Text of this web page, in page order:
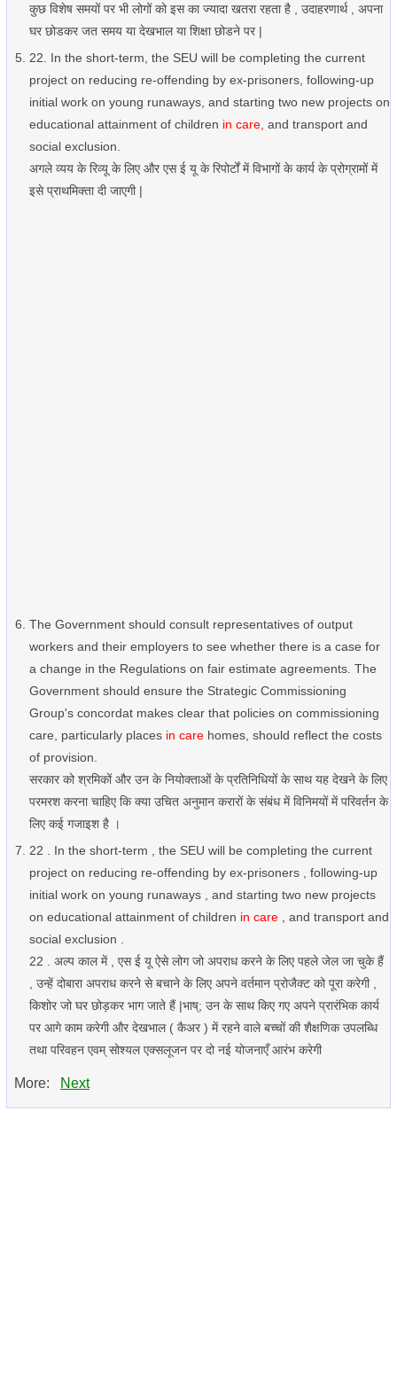
कुछ विशेष समयों पर भी लोगों को इस का ज्यादा खतरा रहता है , उदाहरणार्थ , अपना
घर छोडकर जत समय या देखभाल या शिक्षा छोडने पर |
22. In the short-term, the SEU will be completing the current
project on reducing re-offending by ex-prisoners, following-up
initial work on young runaways, and starting two new projects on
educational attainment of children in care, and transport and
social exclusion.
अगले व्यय के रिव्यू के लिए और एस ई यू के रिपोर्टों में विभागों के कार्य के प्रोग्रामों में
इसे प्राथमिक्ता दी जाएगी |
The Government should consult representatives of output
workers and their employers to see whether there is a case for
a change in the Regulations on fair estimate agreements. The
Government should ensure the Strategic Commissioning
Group's concordat makes clear that policies on commissioning
care, particularly places in care homes, should reflect the costs
of provision.
सरकार को श्रमिकों और उन के नियोक्ताओं के प्रतिनिधियों के साथ यह देखने के लिए
परमरश करना चाहिए कि क्या उचित अनुमान करारों के संबंध में विनिमयों में परिवर्तन के
लिए कई गजाइश है ।
22 . In the short-term , the SEU will be completing the current
project on reducing re-offending by ex-prisoners , following-up
initial work on young runaways , and starting two new projects
on educational attainment of children in care , and transport and
social exclusion .
22 . अल्प काल में , एस ई यू ऐसे लोग जो अपराध करने के लिए पहले जेल जा चुके हैं
, उन्हें दोबारा अपराध करने से बचाने के लिए अपने वर्तमान प्रोजैक्ट को पूरा करेगी ,
किशोर जो घर छोड़कर भाग जाते हैं |भाष्; उन के साथ किए गए अपने प्रारंभिक कार्य
पर आगे काम करेगी और देखभाल ( कैअर ) में रहने वाले बच्चों की शैक्षणिक उपलब्धि
तथा परिवहन एवम् सोश्यल एक्सलूजन पर दो नई योजनाएँ आरंभ करेगी
More: Next